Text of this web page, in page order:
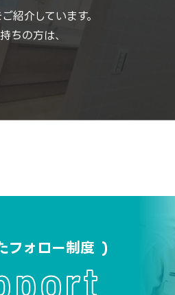
紹介しています。
ちの方は、
フォロー制度